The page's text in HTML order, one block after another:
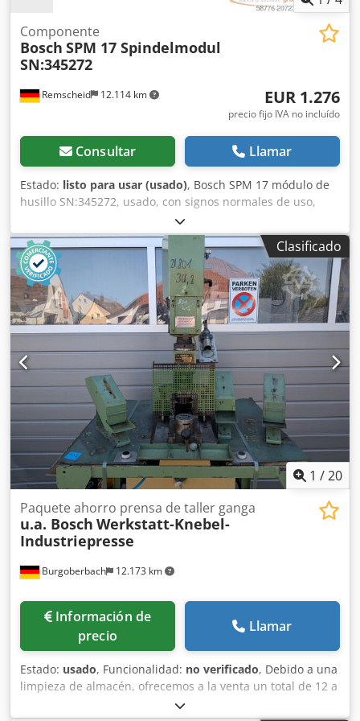
Remscheid 12.114 km
Componente
Bosch SPM 17 Spindelmodul
SN:345272
EUR 1.276
precio fijo IVA no incluído
Consultar Llamar
Estado: listo para usar (usado), Bosch SPM 17 módulo de
husillo SN:345272, usado, con signos normales de uso,
100% funcional, suministro según fotos. Dodpfx Anox Eqy
Ejtock
Clasificado
1 /20
Burgoberbach 12.173 km
Paquete ahorro prensa de taller ganga
u.a. Bosch Werkstatt-Knebel-
Industriepresse
Información de
precio
Llamar
Estado: usado, Funcionalidad: no verificado, Debido a una
limpieza de almacén, ofrecemos a la venta un total de 12 a
15 máquinas/prensas/prensas de taller usadas (ver